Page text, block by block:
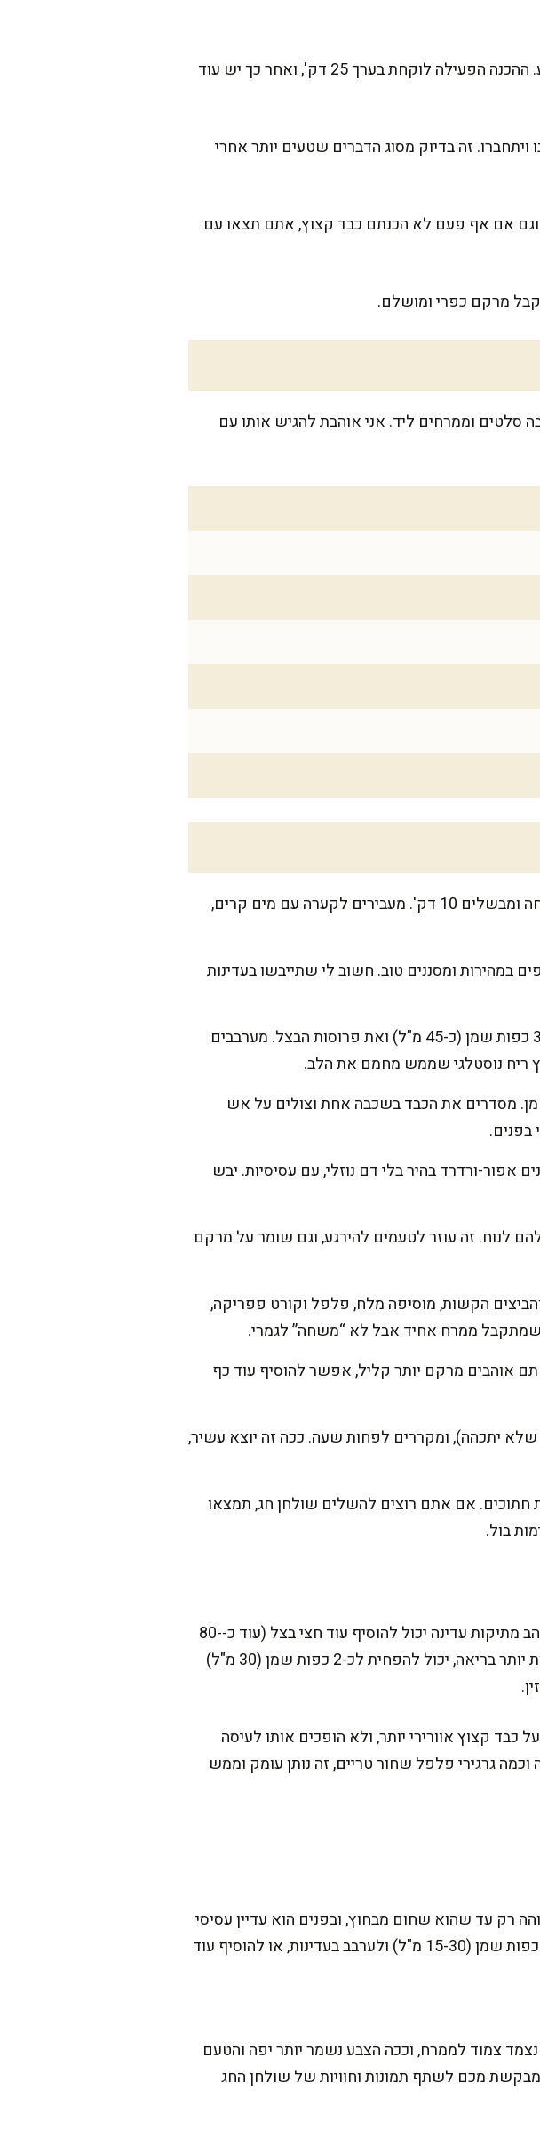
המתכון הזה דורש קצת סבלנות בזמן הטיגון, אבל מבטיחה שזה שווה כל רגע. ההכנה הפעילה לוקחת בערך 25 דק', ואחר כך יש עוד
זה בדיוק מסוג הדברים שטעים יותר אחרי
אם אף פעם לא הכנתם כבד קצוץ, אתם תצאו עם
מרקם כפרי ומושלם.
נדיבות על שולחן החג, או ל-8 אם יש גם הרבה סלטים וממרחים ליד. אני אוהבת להגיש אותו עם
מתחילים עם הביצים: שמים 3 ביצים בסיר עם מים קרים, מביאים לרתיחה ומבשלים 10 דק'. מעבירים לקערה עם מים קרים,
במהירות ומסננים טוב. חשוב לי שתייבשו בעדינות
מטגנים בצל לאט לאט: מחממים מחבת רחבה על אש בינונית, מוסיפים 3 כפות שמן (כ-45 מ"ל) ואת פרוסות הבצל. מערבבים
מסדרים את הכבד בשכבה אחת וצולים על אש
ורדרד בהיר בלי דם נוזלי, עם עסיסיות. יבש
להם לנוח. זה עוזר לטעמים להירגע, וגם שומר על מרקם
הקשות, מוסיפה מלח, פלפל וקורט פפריקה,
שמתקבל ממרח אחיד אבל לא “משחה” לגמרי.
אוהבים מרקם יותר קליל, אפשר להוסיף עוד כף
שלא יתכהה), ומקררים לפחות שעה. ככה זה יוצא עשיר,
חתוכים. אם אתם רוצים להשלים שולחן חג, תמצאו
בול.
במשך השנים גיליתי שאפשר לשחק עם הכמויות לפי הטעם בבית. מי שאוהב מתיקות עדינה יכול להוסיף עוד חצי בצל (עוד כ-80-
100 גרם) ולטגן אותו עד קרמל עדין, וזה יוצא מדהים. מי שמעדיף גרסה קצת יותר בריאה, יכול להפחית לכ-2 כפות שמן (30 מ"ל)
קצוץ אוורירי יותר, ולא הופכים אותו לעיסה
גרגירי פלפל שחור טריים, זה נותן עומק וממש
רק עד שהוא שחום מבחוץ, ובפנים הוא עדיין עסיסי
ולא אפוי יתר על המידה. אם טחנתם ויצא קצת יבש, אפשר להציל עם 1-2 כפות שמן (15-30 מ"ל) ולערבב בעדינות, או להוסיף עוד
נצמד צמוד לממרח, וככה הצבע נשמר יותר יפה והטעם
מכם לשתף תמונות וחוויות של שולחן החג